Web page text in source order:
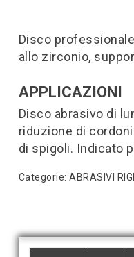
Disco
allo zirconio,
APPLICAZIONI
Disco abrasivo di
riduzione di
di spigoli. Indicato
Categorie:ABRASIVI